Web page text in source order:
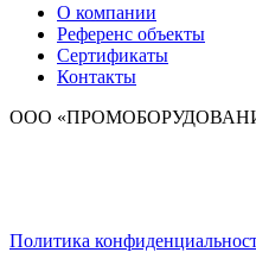
О компании
Референс объекты
Сертификаты
Контакты
ООО
Политика